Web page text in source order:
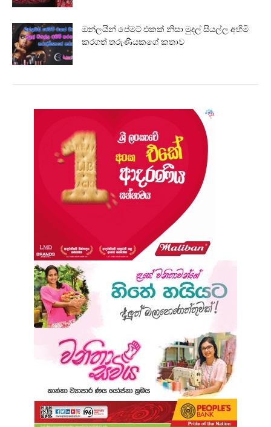
ඔන්ලයින් පේමට් එකක් නිසා මුදල් සියල්ල අහිමි
කරගත් තරුණියකගේ කතාව